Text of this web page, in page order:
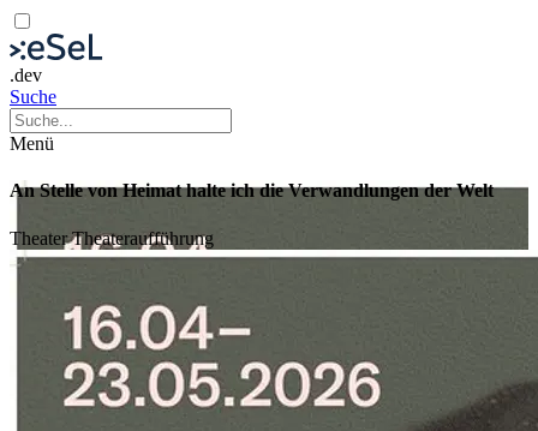
.dev
Suche
Menü
An Stelle von Heimat halte ich die Verwandlungen der Welt
TheaterTheateraufführung